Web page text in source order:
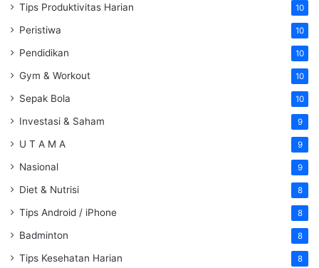
Tips Produktivitas Harian 10
Peristiwa 10
Pendidikan 10
Gym & Workout 10
Sepak Bola 10
Investasi & Saham 9
U T A M A 9
Nasional 9
Diet & Nutrisi 8
Tips Android / iPhone 8
Badminton 8
Tips Kesehatan Harian 8